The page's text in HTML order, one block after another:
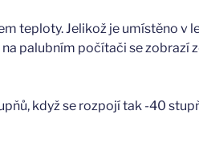
teploty. Jelikož je umístěno v
palubním počítači se zobrazí
když se rozpojí tak -40